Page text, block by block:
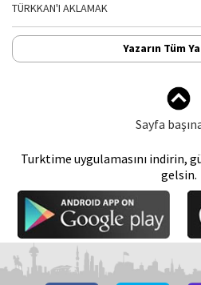
TÜRKKAN'I AKLAMAK
Yazarın Tüm
Sayfa
Turktime uygulamasını indirin,
gelsin.